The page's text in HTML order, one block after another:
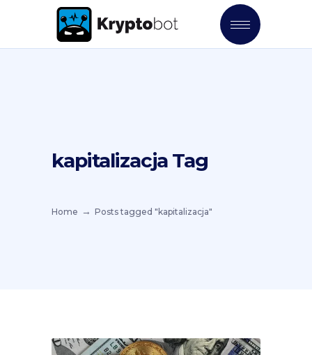
kapitalizacja Tag
Home Posts tagged "kapitalizacja"